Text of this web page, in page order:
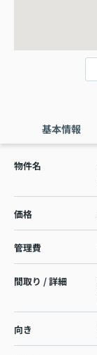
基本情報
物件名
価格
管理費
間取り / 詳細
向き